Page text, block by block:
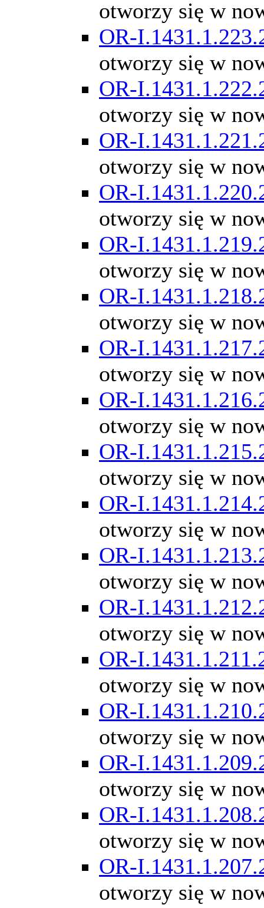
otworzy się w
OR-
otworzy się w
OR-
otworzy się w
OR-
otworzy się w
OR-
otworzy się w
OR-
otworzy się w
OR-
otworzy się w
OR-
otworzy się w
OR-
otworzy się w
OR-
otworzy się w
OR-
otworzy się w
OR-
otworzy się w
OR-
otworzy się w
OR-
otworzy się w
OR-
otworzy się w
OR-
otworzy się w
OR-
otworzy się w
OR-
otworzy się w